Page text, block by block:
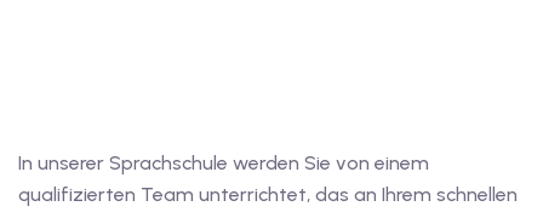
In unserer Sprachschule werden Sie von einem
qualifizierten Team unterrichtet, das an Ihrem schnellen